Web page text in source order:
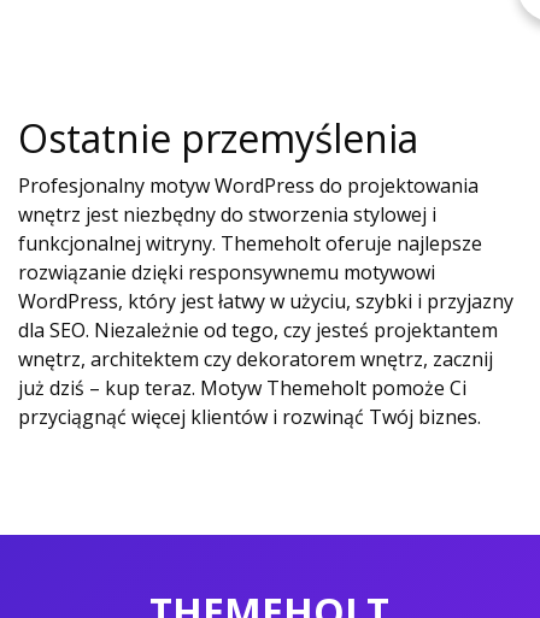
Ostatnie przemyślenia
Profesjonalny motyw WordPress do projektowania
wnętrz jest niezbędny do stworzenia stylowej i
funkcjonalnej witryny. Themeholt oferuje najlepsze
rozwiązanie dzięki responsywnemu motywowi
WordPress, który jest łatwy w użyciu, szybki i przyjazny
dla SEO. Niezależnie od tego, czy jesteś projektantem
wnętrz, architektem czy dekoratorem wnętrz, zacznij
już dziś – kup teraz. Motyw Themeholt pomoże Ci
przyciągnąć więcej klientów i rozwinąć Twój biznes.